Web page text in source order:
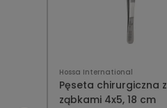
Hossa International
Pęseta chirurgiczna z
ząbkami 4x5, 18 cm